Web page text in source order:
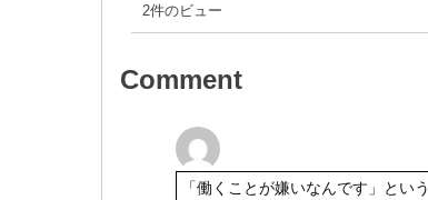
2件のビュー
Comment
「働くことが嫌いなんです」という